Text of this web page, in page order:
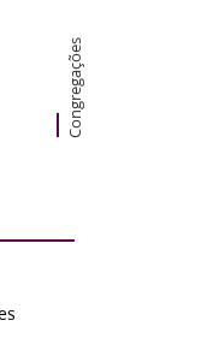
Congregações